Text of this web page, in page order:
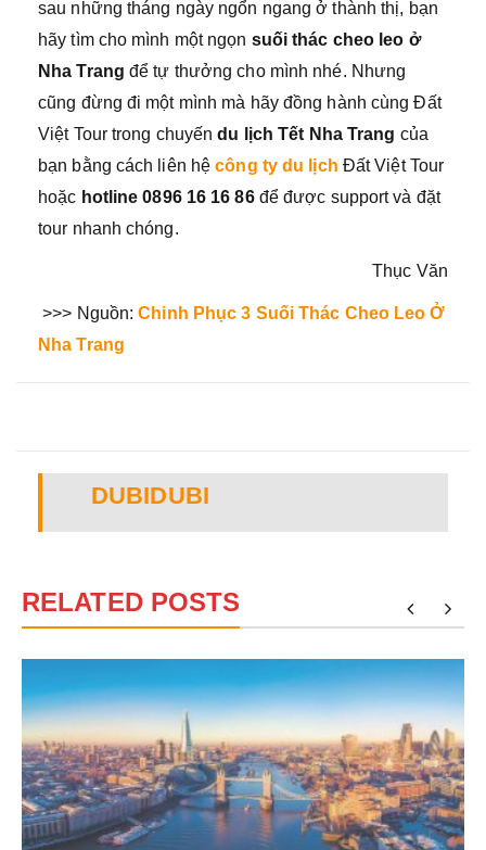
sau những tháng ngày ngổn ngang ở thành thị, bạn
hãy tìm cho mình một ngọn suối thác cheo leo ở
Nha Trang để tự thưởng cho mình nhé. Nhưng
cũng đừng đi một mình mà hãy đồng hành cùng Đất
Việt Tour trong chuyếndu lịch Tết Nha Trang của
bạn bằng cách liên hệcông ty du lịch Đất Việt Tour
hoặc hotline 0896 16 16 86để được support và đặt
tour nhanh chóng.
Thục Văn
>>> Nguồn:Chinh Phục 3 Suối Thác Cheo Leo Ở
Nha Trang
DUBIDUBI
RELATED POSTS